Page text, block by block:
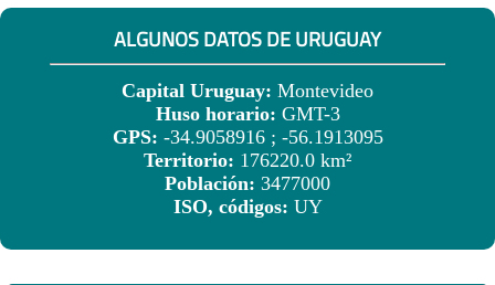
ALGUNOS DATOS DE URUGUAY
Capital Uruguay: Montevideo
Huso horario: GMT-3
GPS: -34.9058916 ; -56.1913095
Territorio: 176220.0 km²
Población: 3477000
ISO, códigos: UY